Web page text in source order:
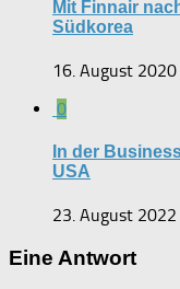
Mit Finnair
Südkorea
16. August 2020
0
In der
USA
23. August 2022
Eine Antwort